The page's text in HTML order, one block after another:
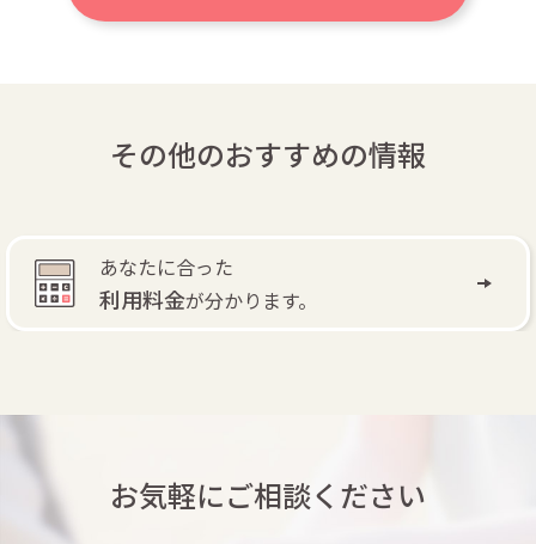
その他のおすすめの情報
あなたに合った
利用料金が分かります。
お気軽にご相談ください